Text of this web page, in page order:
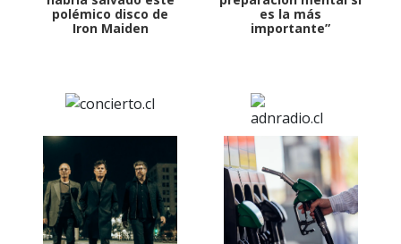
polémico disco de
Iron Maiden
es la más
importante”